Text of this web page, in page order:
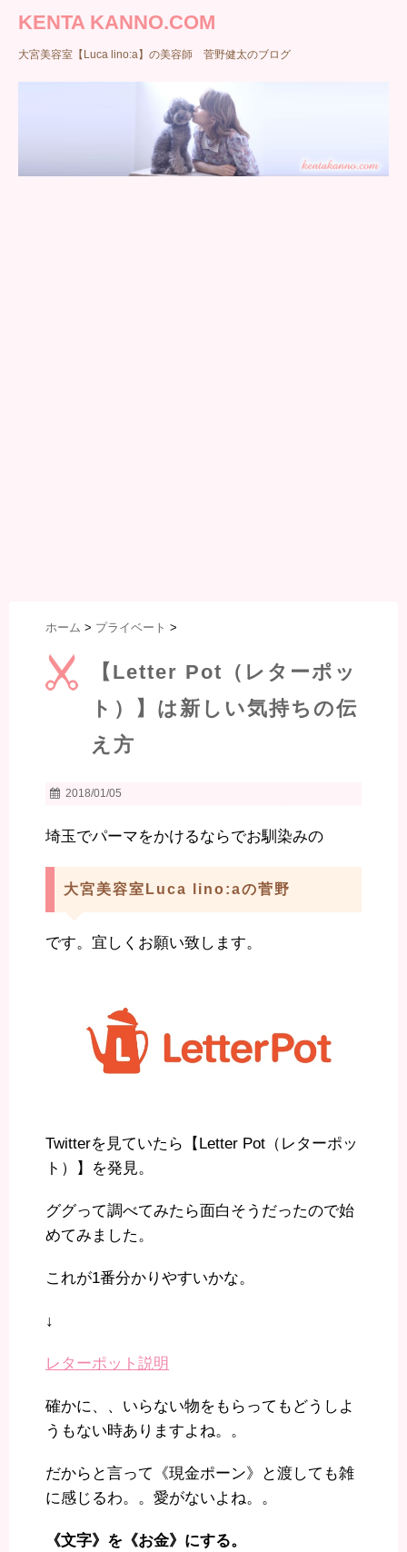
KENTA KANNO.COM
大宮美容室【Luca lino:a】の美容師 菅野健太のブログ
ホーム > プライベート >
【Letter Pot（レターポッ
ト）】は新しい気持ちの伝
え方
2018/01/05
埼玉でパーマをかけるならでお馴染みの
大宮美容室Luca lino:aの菅野
です。宜しくお願い致します。
Twitterを見ていたら【Letter Pot（レターポッ
ト）】を発見。
ググって調べてみたら面白そうだったので始
めてみました。
これが1番分かりやすいかな。
↓
レターポット説明
確かに、、いらない物をもらってもどうしよ
うもない時ありますよね。。
だからと言って《現金ポーン》と渡しても雑
に感じるわ。。愛がないよね。。
《文字》を《お金》にする。